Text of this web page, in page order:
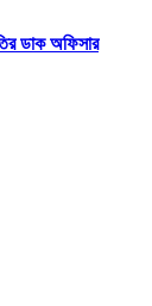
ডাক অফিসার